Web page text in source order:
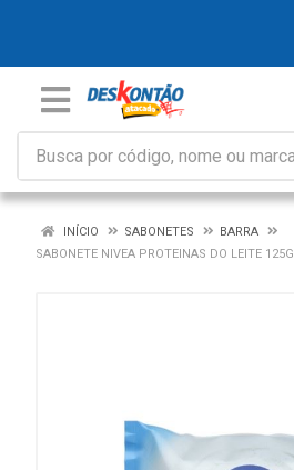
INÍCIO SABONETES
BARRA
SABONETE NIVEA PROTEINAS DO LEITE 125G